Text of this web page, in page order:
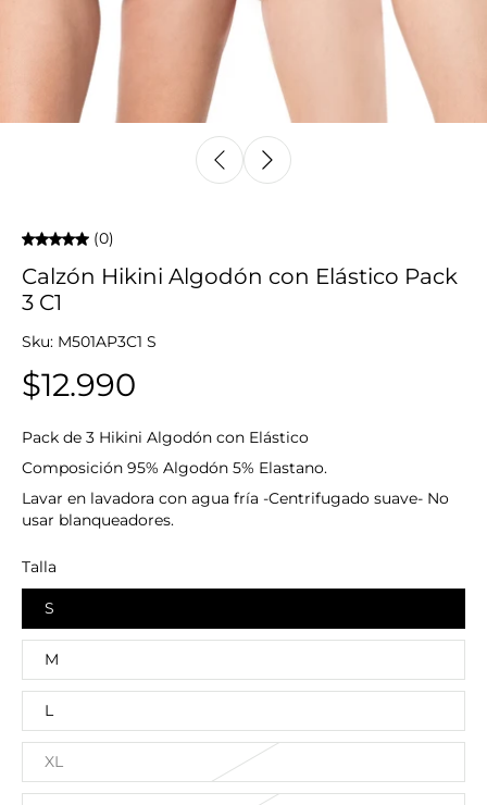
(0)
Calzón Hikini Algodón con Elástico Pack
3 C1
Sku: M501AP3C1 S
$12.990
Pack de 3 Hikini Algodón con Elástico
Composición 95% Algodón 5% Elastano.
Lavar en lavadora con agua fría -Centrifugado suave- No
usar blanqueadores.
Talla
S
M
L
XL